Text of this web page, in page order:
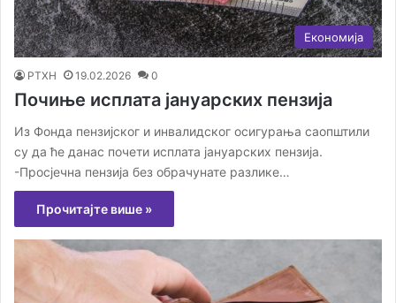
Економија
РТХН 19.02.2026 0
Почиње исплата јануарских пензија
Из Фонда пензијског и инвалидског осигурања саопштили
су да ће данас почети исплата јануарских пензија.
-Просјечна пензија без обрачунате разлике…
Прочитајте више »